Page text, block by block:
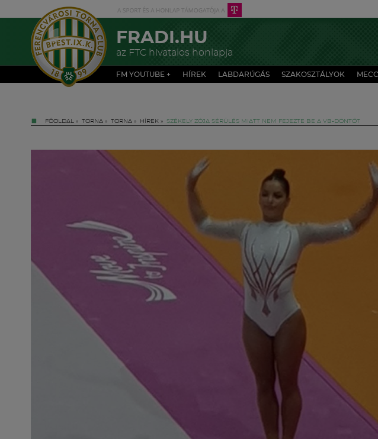
FRADI.HU
az FTC hivatalos honlapja
FM YOUTUBE + HÍREK LABDARÚGÁS SZAKOSZTÁLYOK
FŐOLDAL » TORNA » TORNA » HÍREK » SZÉKELY ZÓJA SÉRÜLÉS MIATT NEM FEJEZTE BE A VB-DÖNTŐT